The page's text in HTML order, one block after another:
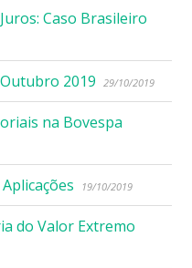
Caso Brasileiro
2019 29/10/2019
na Bovespa
19/10/2019
do Valor Extremo